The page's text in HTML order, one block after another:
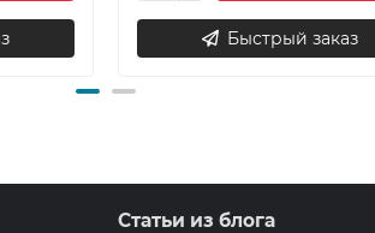
Быстрый заказ
Статьи из блога